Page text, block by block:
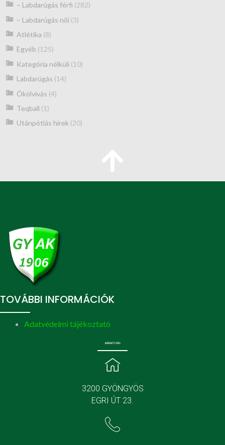
– Labdarúgás férfi (282)
– Labdarúgás női(3)
Atlétika (8)
Egyéb (125)
Kategória nélküli(10)
Labdarúgás (14)
Ökölvívás (4)
Teqball (1)
Utánpótlás hírek (20)
TOVÁBBI INFORMÁCIÓK
Adatvédelmi tájékoztató
ELÉRHETŐSÉG
3200 GYÖNGYÖS
EGRI ÚT 23.